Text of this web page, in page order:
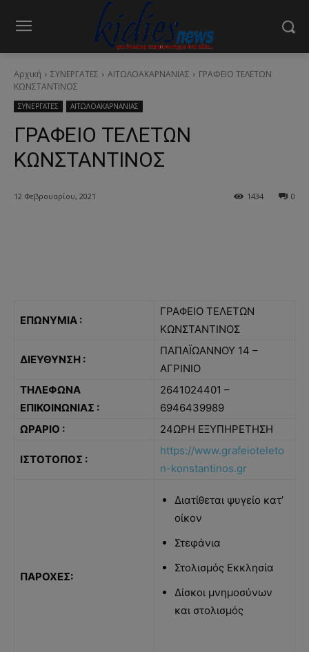
Αρχική ΣΥΝΕΡΓΑΤΕΣ ΑΙΤΩΛΟΑΚΑΡΝΑΝΙΑΣ
ΓΡΑΦΕΙΟ ΤΕΛΕΤΩΝ
ΚΩΝΣΤΑΝΤΙΝΟΣ
ΣΥΝΕΡΓΑΤΕΣ ΑΙΤΩΛΟΑΚΑΡΝΑΝΙΑΣ
ΓΡΑΦΕΙΟ ΤΕΛΕΤΩΝ
ΚΩΝΣΤΑΝΤΙΝΟΣ
12 Φεβρουαρίου, 2021 0
1434
ΕΠΩΝΥΜΙΑ :
ΓΡΑΦΕΙΟ ΤΕΛΕΤΩΝ
ΚΩΝΣΤΑΝΤΙΝΟΣ
ΔΙΕΥΘΥΝΣΗ :
ΠΑΠΑΪΩΑΝΝΟΥ 14 –
ΑΓΡΙΝΙΟ
ΤΗΛΕΦΩΝΑ
ΕΠΙΚΟΙΝΩΝΙΑΣ :
2641024401 –
6946439989
ΩΡΑΡΙΟ :
24ΩΡΗ ΕΞΥΠΗΡΕΤΗΣΗ
ΙΣΤΟΤΟΠΟΣ :
https://www.grafeioteleto
n-konstantinos.gr
ΠΑΡΟΧΕΣ:
Διατίθεται ψυγείο κατ’
οίκον
Στεφάνια
Στολισμός Εκκλησία
Δίσκοι μνημοσύνων
και στολισμός